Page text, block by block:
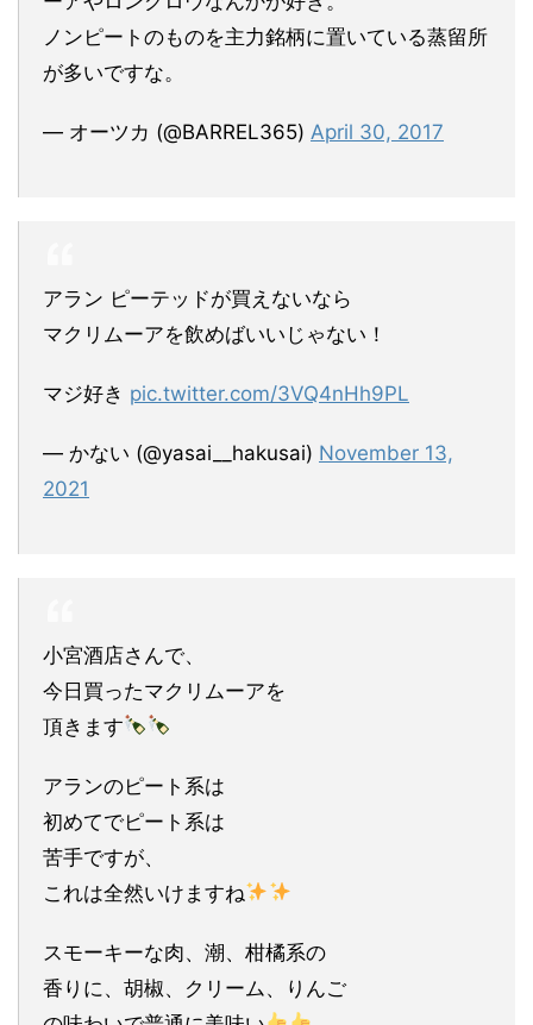
ノンピートのものを主力銘柄に置いている蒸留所
が多いですな。
— オーツカ (@BARREL365) April 30, 2017
アラン ピーテッドが買えないなら
マクリムーアを飲めばいいじゃない！
マジ好き pic.twitter.com/3VQ4nHh9PL
— かない (@yasai__hakusai) November 13,
2021
小宮酒店さんで、
今日買ったマクリムーアを
頂きます
アランのピート系は
初めてでピート系は
苦手ですが、
これは全然いけますね
スモーキーな肉、潮、柑橘系の
香りに、胡椒、クリーム、りんご